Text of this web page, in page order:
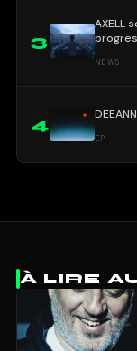
3
AXELL
NEWS
4
EP
À LIRE